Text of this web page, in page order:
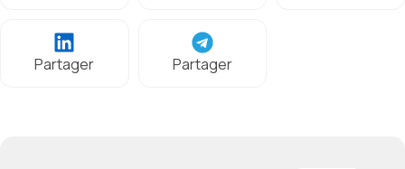
Partager Partager